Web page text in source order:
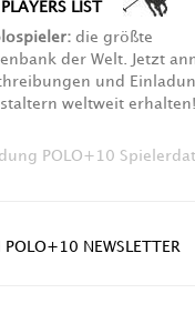
LIST
die größte
der Welt. Jetzt
und
weltweit erhalten!
POLO+10
POLO+10 NEWSLETTER